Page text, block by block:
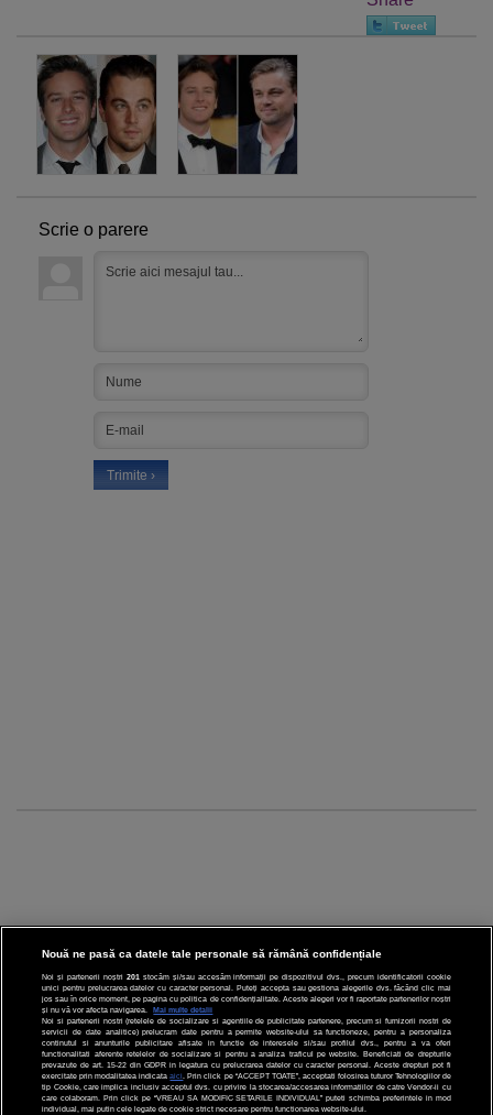
Scrie o parere
CINEMA
DIVERTISMENT
STIRI
TEHNOLOGIE
Nouă ne pasă ca datele tale personale să rămână confidențiale
Noi și partenerii noștri 201 stocăm și/sau accesăm informații pe dispozitivul dvs., precum identificatorii cookie
unici pentru prelucrarea datelor cu caracter personal. Puteți accepta sau gestiona alegerile dvs. făcând clic mai
jos sau în orice moment, pe pagina cu politica de confidențialitate. Aceste alegeri vor fi raportate partenerilor noștri
și nu vă vor afecta navigarea.
Mai multe detalii
Noi si partenerii nostri (retelele de socializare si agentiile de publicitate partenere, precum si furnizorii nostri de
servicii de date analitice) prelucram date pentru a permite website-ului sa functioneze, pentru a personaliza
continutul si anunturile publicitare afisate in functie de interesele si/sau profilul dvs., pentru a va oferi
functionalitati aferente retelelor de socializare si pentru a analiza traficul pe website. Beneficiati de drepturile
prevazute de art. 15-22 din GDPR in legatura cu prelucrarea datelor cu caracter personal. Aceste drepturi pot fi
exercitate prin modalitatea indicataaici . Prin click pe “ACCEPT TOATE”, acceptati folosirea tuturor Tehnologiilor de
tip Cookie, care implica inclusiv acceptul dvs. cu privire la stocarea/accesarea informatiilor de catre Vendor-ii cu
care colaboram. Prin click pe “VREAU SA MODIFIC SETARILE INDIVIDUAL” puteti schimba preferintele in mod
individual, mai putin cele legate de cookie strict necesare pentru functionarea website-ului.